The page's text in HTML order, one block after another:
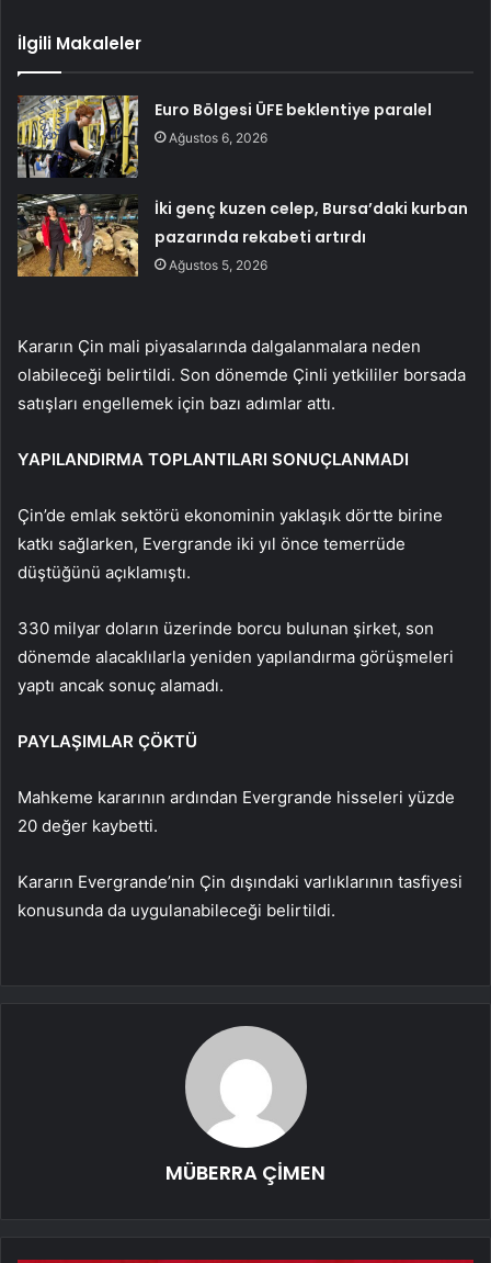
İlgili Makaleler
Euro Bölgesi ÜFE beklentiye paralel
Ağustos 6, 2026
İki genç kuzen celep, Bursa’daki kurban
pazarında rekabeti artırdı
Ağustos 5, 2026
Kararın Çin mali piyasalarında dalgalanmalara neden
olabileceği belirtildi. Son dönemde Çinli yetkililer borsada
satışları engellemek için bazı adımlar attı.
YAPILANDIRMA TOPLANTILARI SONUÇLANMADI
Çin’de emlak sektörü ekonominin yaklaşık dörtte birine
katkı sağlarken, Evergrande iki yıl önce temerrüde
düştüğünü açıklamıştı.
330 milyar doların üzerinde borcu bulunan şirket, son
dönemde alacaklılarla yeniden yapılandırma görüşmeleri
yaptı ancak sonuç alamadı.
PAYLAŞIMLAR ÇÖKTÜ
Mahkeme kararının ardından Evergrande hisseleri yüzde
20 değer kaybetti.
Kararın Evergrande’nin Çin dışındaki varlıklarının tasfiyesi
konusunda da uygulanabileceği belirtildi.
MÜBERRA ÇİMEN